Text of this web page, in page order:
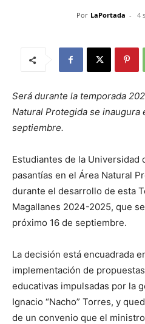
Por LaPortada - 4
Será durante la temporada
Natural Protegida se inaugura
septiembre.
Estudiantes de la Universidad
pasantías en el Área Natural
durante el desarrollo de esta
Magallanes 2024-2025, que
próximo 16 de septiembre.
La decisión está encuadrada
implementación de
educativas impulsadas por la
Ignacio “Nacho” Torres, y
de un convenio que el